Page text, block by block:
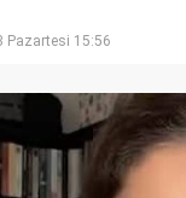
Pazartesi 15:56